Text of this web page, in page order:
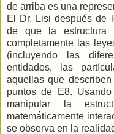
de arriba es una
El Dr. Lisi después de
de que la estructura
completamente las
(incluyendo las
entidades, las
aquellas que
puntos de E8.
manipular la
matemáticamente
se observa en la